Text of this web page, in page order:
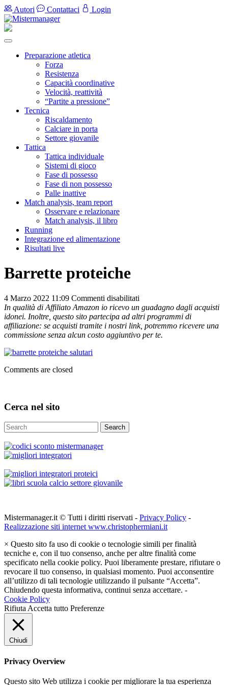
Autori Contattaci Login
Preparazione atletica
Forza
Resistenza
Capacità coordinative
Velocità, reattività
“Partite a pressione”
Tecnica
Riscaldamento
Calciare in porta
Settore giovanile
Tattica
Tattica individuale
Sistemi di gioco
Fase di possesso
Fase di non possesso
Palle inattive
Match analysis, team report
Osservare e relazionare
Match analysis, il libro
Running
Integrazione ed alimentazione
Risultati live
Barrette proteiche
4 Marzo 2022 11:09 Commenti disabilitati
Barrette
proteiche
In qualità di Affiliato Amazon io ricevo un guadagno dagli acquisti
idonei. Inoltre, questo sito partecipa ad altri programmi di
affiliazione: se acquisti tramite i nostri link, potremmo ricevere una
commissione senza alcun costo aggiuntivo per te.
Comments are closed
Cerca nel sito
Search
Mistermanager.it © Tutti i diritti riservati - Privacy Policy -
Realizzazione siti internet www.christophermiani.it
× Questo sito fa uso di cookie o tecnologie simili per finalità
tecniche e, con il tuo consenso, anche per altre finalità come
specificato nella cookie policy. Puoi liberamente prestare, rifiutare o
revocare il tuo consenso, in qualsiasi momento. Puoi acconsentire
all’utilizzo di tali tecnologie utilizzando il pulsante “Accetta”.
Chiudendo questa informativa, continui senza accettare. -
Cookie Policy
Rifiuta Accetta tutto Preferenze
Chiudi
Privacy Overview
Questo sito Web utilizza i cookie per migliorare la tua esperienza